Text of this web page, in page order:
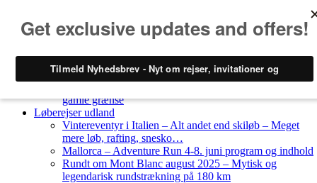
Løberejser Danmark
gamle grænse
Løberejser udland
Vintereventyr i Italien – Alt andet end skiløb – Meget
mere løb, rafting, snesko…
Mallorca – Adventure Run 4-8. juni program og indhold
Rundt om Mont Blanc august 2025 – Mytisk og
legendarisk rundstrækning på 180 km